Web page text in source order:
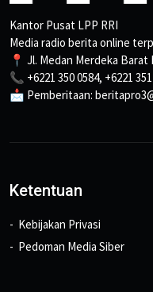
Kantor Pusat LPP RRI
Media radio berita online
📍 Jl. Medan Merdeka Barat
📞 +6221 350 0584, +6221
📩 Pemberitaan:
Ketentuan
Kebijakan Privasi
Pedoman Media Siber